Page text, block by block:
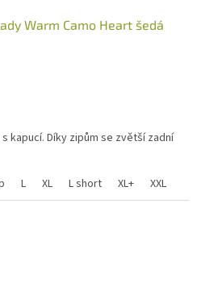
Warm Camo Heart šedá
kapucí. Díky zipům se zvětší zadní
L XL L short XL+ XXL